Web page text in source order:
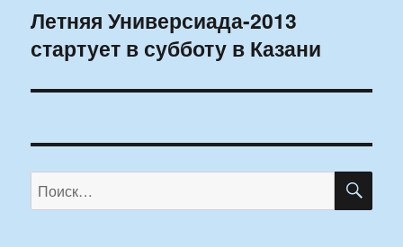
Следующая
запись:
Летняя Универсиада-2013
стартует в субботу в Казани
Искать: